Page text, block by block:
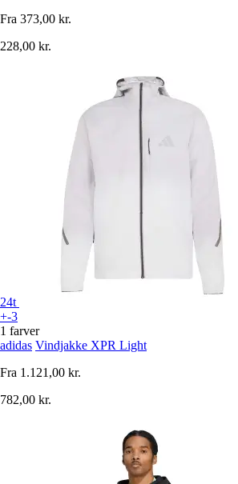
Fra 373,00 kr.
228,00 kr.
24t
+-3
1 farver
adidas Vindjakke XPR Light
Fra 1.121,00 kr.
782,00 kr.